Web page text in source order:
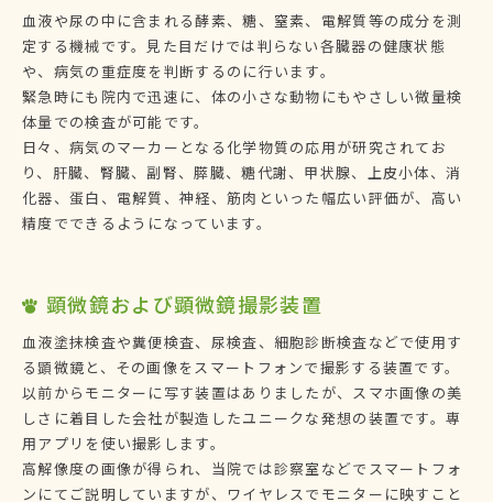
血液や尿の中に含まれる酵素、糖、窒素、電解質等の成分を測
定する機械です。見た目だけでは判らない各臓器の健康状態
や、病気の重症度を判断するのに行います。
緊急時にも院内で迅速に、体の小さな動物にもやさしい微量検
体量での検査が可能です。
日々、病気のマーカーとなる化学物質の応用が研究されてお
り、肝臓、腎臓、副腎、膵臓、糖代謝、甲状腺、上皮小体、消
化器、蛋白、電解質、神経、筋肉といった幅広い評価が、高い
精度でできるようになっています。
顕微鏡および顕微鏡撮影装置
血液塗抹検査や糞便検査、尿検査、細胞診断検査などで使用す
る顕微鏡と、その画像をスマートフォンで撮影する装置です。
以前からモニターに写す装置はありましたが、スマホ画像の美
しさに着目した会社が製造したユニークな発想の装置です。専
用アプリを使い撮影します。
高解像度の画像が得られ、当院では診察室などでスマートフォ
ンにてご説明していますが、ワイヤレスでモニターに映すこと